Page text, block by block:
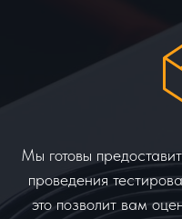
Мы готовы
проведения
это позволит вам